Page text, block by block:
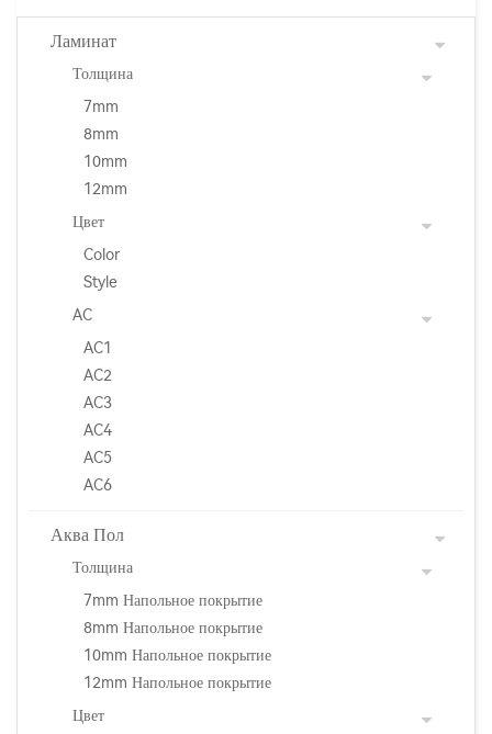
Ламинат
Толщина
7mm
8mm
10mm
12mm
Цвет
Color
Style
AC
AC1
AC2
AC3
AC4
AC5
AC6
Аква Пол
Толщина
7mm Напольное покрытие
8mm Напольное покрытие
10mm Напольное покрытие
12mm Напольное покрытие
Цвет